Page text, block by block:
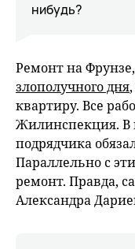
нибудь?
Ремонт на
злополучного дня
квартиру. Все
Жилинспекция. В
подрядчика
Параллельно с
ремонт. Правда,
Александра